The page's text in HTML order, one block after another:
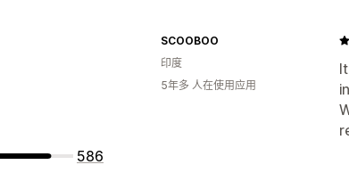
586
SCOOBOO
印度
5年多 人在使用应用